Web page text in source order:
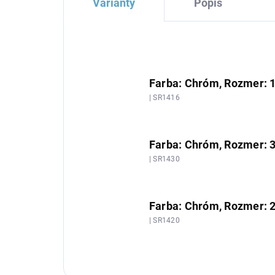
Varianty Popis
Farba: Chróm, Rozmer:
| SR1416
Farba: Chróm, Rozmer:
| SR1430
Farba: Chróm, Rozmer:
| SR1420